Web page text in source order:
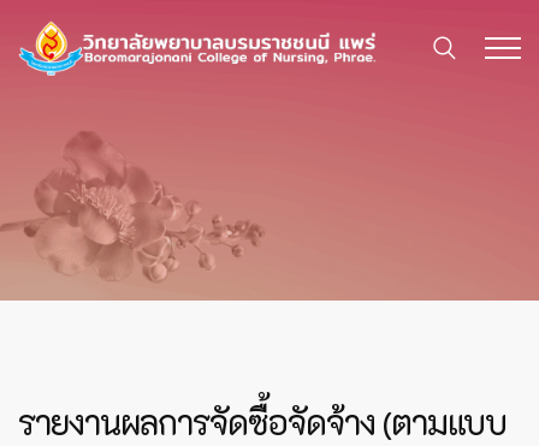
รายงานผลการจัดซื้อจัดจ้าง (ตามแบบ